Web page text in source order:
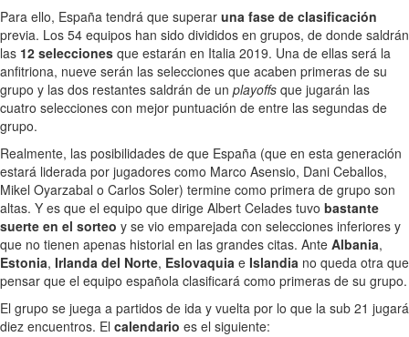
Para ello, España tendrá que superar una fase de clasificación
previa. Los 54 equipos han sido divididos en grupos, de donde saldrán
las 12 selecciones que estarán en Italia 2019. Una de ellas será la
anfitriona, nueve serán las selecciones que acaben primeras de su
grupo y las dos restantes saldrán de un playoffs que jugarán las
cuatro selecciones con mejor puntuación de entre las segundas de
grupo.
Realmente, las posibilidades de que España (que en esta generación
estará liderada por jugadores como Marco Asensio, Dani Ceballos,
Mikel Oyarzabal o Carlos Soler) termine como primera de grupo son
altas. Y es que el equipo que dirige Albert Celades tuvo bastante
suerte en el sorteo y se vio emparejada con selecciones inferiores y
que no tienen apenas historial en las grandes citas. Ante Albania,
Estonia, Irlanda del Norte, Eslovaquia e Islandia no queda otra que
pensar que el equipo española clasificará como primeras de su grupo.
El grupo se juega a partidos de ida y vuelta por lo que la sub 21 jugará
diez encuentros. El calendario es el siguiente: